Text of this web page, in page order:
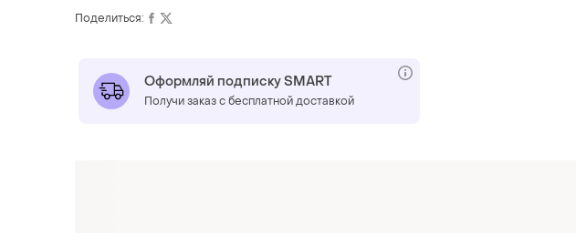
Поделиться:
Оформляй подписку SMART
Получи заказ с бесплатной доставкой